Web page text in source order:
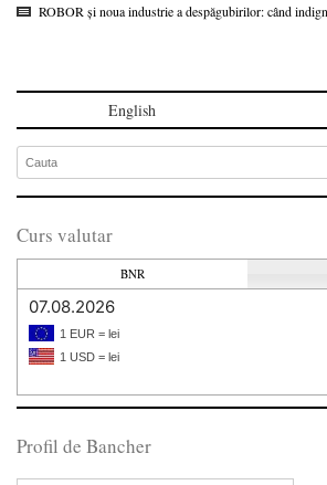
ROBOR și noua industrie a despăgubirilor: când
English
Curs valutar
BNR
07.08.2026
1 EUR = lei
1 USD = lei
Profil de Bancher